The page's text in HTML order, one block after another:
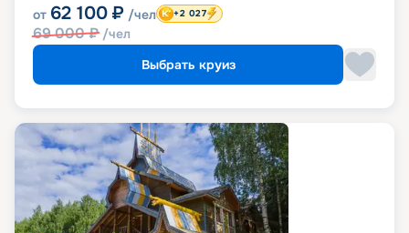
от 62 100 ₽ /чел
69 000₽ /чел
+2 027
Выбрать круиз